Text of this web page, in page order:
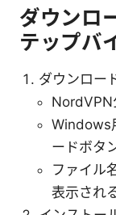
ダウンロ
テップバ
ダウンロー
NordVPN
Windows
ードボタ
ファイル
表示され